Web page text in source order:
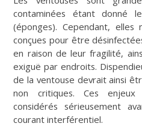
contaminées étant donné
(éponges). Cependant,
conçues pour être
en raison de leur fragilité,
exiguë par endroits.
de la ventouse devrait ainsi
non critiques. Ces enjeux
considérés sérieusement
courant interférentiel.